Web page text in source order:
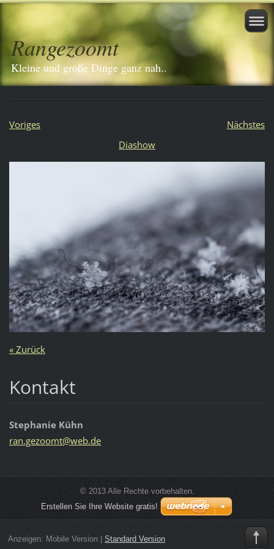
Rangezoomt
Kleine und große Dinge ganz nah..
Voriges
Nächstes
Diashow
« Zurück
Kontakt
Stephanie Kühn
ran.gezoomt@web.de
© 2013 Alle Rechte vorbehalten.
Erstellen Sie Ihre Website gratis!
Anzeigen: Mobile Version| Standard Version